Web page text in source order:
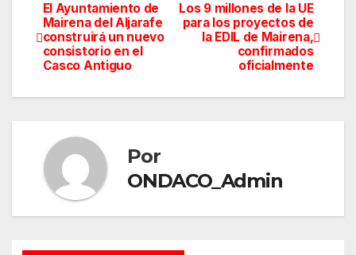
Navegación
de
entradas
Los 9 millones de la UE
para los proyectos de
la EDIL de Mairena,
confirmados
oficialmente
El Ayuntamiento de
Mairena del Aljarafe
construirá un nuevo
consistorio en el
Casco Antiguo
Por
ONDACO_Admin